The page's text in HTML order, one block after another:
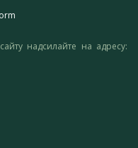
надсилайте на адресу: